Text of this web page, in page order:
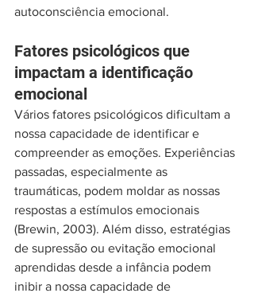
autoconsciência emocional.
Fatores psicológicos que
impactam a identificação
emocional
Vários fatores psicológicos dificultam a
nossa capacidade de identificar e
compreender as emoções. Experiências
passadas, especialmente as
traumáticas, podem moldar as nossas
respostas a estímulos emocionais
(Brewin, 2003). Além disso, estratégias
de supressão ou evitação emocional
aprendidas desde a infância podem
inibir a nossa capacidade de